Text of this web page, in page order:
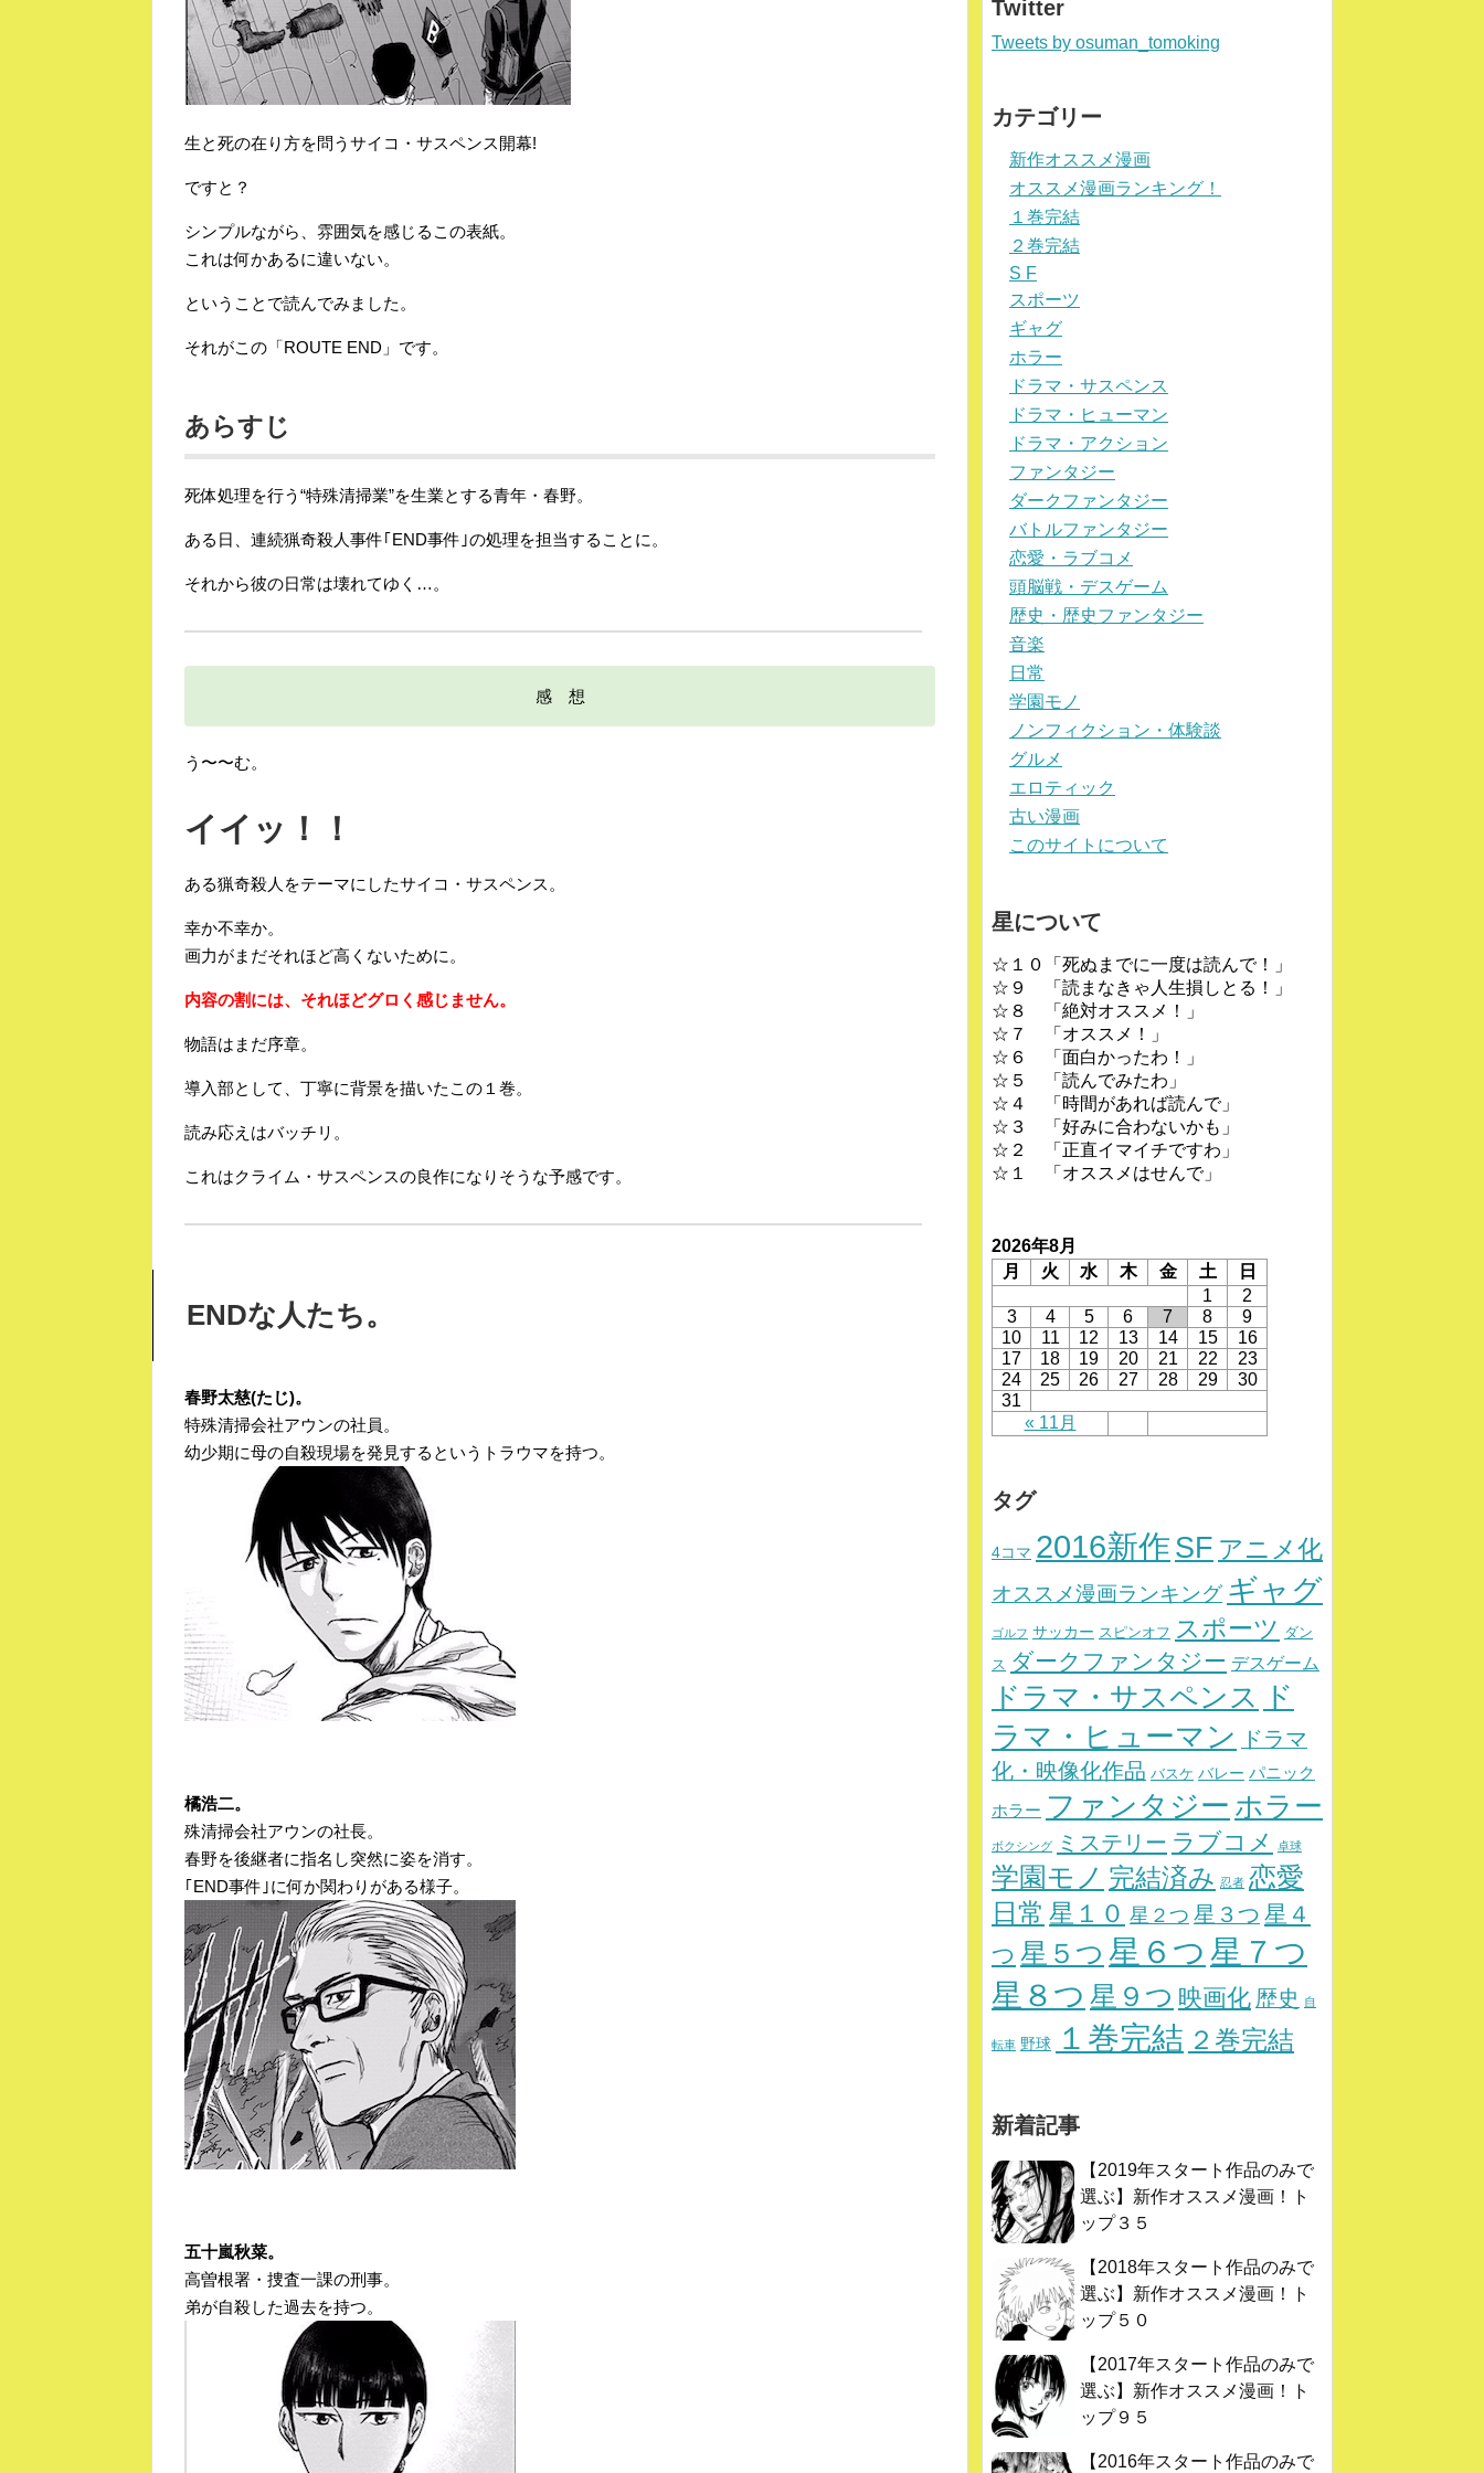
生と死の在り方を問うサイコ・サスペンス開幕!
ですと？
シンプルながら、雰囲気を感じるこの表紙。
これは何かあるに違いない。
ということで読んでみました。
それがこの「ROUTE END」です。
あらすじ
死体処理を行う“特殊清掃業”を生業とする青年・春野。
ある日、連続猟奇殺人事件｢END事件｣の処理を担当することに。
それから彼の日常は壊れてゆく…。
感 想
う〜〜む。
イイッ！！
ある猟奇殺人をテーマにしたサイコ・サスペンス。
幸か不幸か。
画力がまだそれほど高くないために。
内容の割には、それほどグロく感じません。
物語はまだ序章。
導入部として、丁寧に背景を描いたこの１巻。
読み応えはバッチリ。
これはクライム・サスペンスの良作になりそうな予感です。
ENDな人たち。
春野太慈(たじ)。
特殊清掃会社アウンの社員。
幼少期に母の自殺現場を発見するというトラウマを持つ。
橘浩二。
殊清掃会社アウンの社長。
春野を後継者に指名し突然に姿を消す。
｢END事件｣に何か関わりがある様子。
五十嵐秋菜。
高曽根署・捜査一課の刑事。
弟が自殺した過去を持つ。
Twitter
Tweets by osuman_tomoking
カテゴリー
新作オススメ漫画
オススメ漫画ランキング！
１巻完結
２巻完結
S F
スポーツ
ギャグ
ホラー
ドラマ・サスペンス
ドラマ・ヒューマン
ドラマ・アクション
ファンタジー
ダークファンタジー
バトルファンタジー
恋愛・ラブコメ
頭脳戦・デスゲーム
歴史・歴史ファンタジー
音楽
日常
学園モノ
ノンフィクション・体験談
グルメ
エロティック
古い漫画
このサイトについて
星について
☆１０「死ぬまでに一度は読んで！」
☆９ 「読まなきゃ人生損しとる！」
☆８ 「絶対オススメ！」
☆７ 「オススメ！」
☆６ 「面白かったわ！」
☆５ 「読んでみたわ」
☆４ 「時間があれば読んで」
☆３ 「好みに合わないかも」
☆２ 「正直イマイチですわ」
☆１ 「オススメはせんで」
2026年8月
月
火 水 木 金 土 日
« 11月
1
2
3
4 5 6 7 8
9
10
11 12 13 14 15
16
17
18 19 20 21 22
23
24
25 26 27 28 29
30
31
タグ
4コマ 2016新作SF アニメ化
オススメ漫画ランキング ギャグ
ゴルフ サッカー スピンオフ スポーツ ダン
ス ダークファンタジー デスゲーム
ドラマ・サスペンス ド
ラマ・ヒューマン
ドラマ
化・映像化作品 バスケ バレー パニック
ホラー ファンタジー ホラー
ボクシング ミステリー ラブコメ 卓球
学園モノ 完結済み 忍者 恋愛
日常 星１０ 星２つ 星３つ 星４
つ 星５つ 星６つ 星７つ
星８つ 星９つ 映画化 歴史 自
転車 野球 １巻完結 ２巻完結
新着記事
【2019年スタート作品のみで
選ぶ】新作オススメ漫画！ト
ップ３５
【2018年スタート作品のみで
選ぶ】新作オススメ漫画！ト
ップ５０
【2017年スタート作品のみで
選ぶ】新作オススメ漫画！ト
ップ９５
【2016年スタート作品のみで